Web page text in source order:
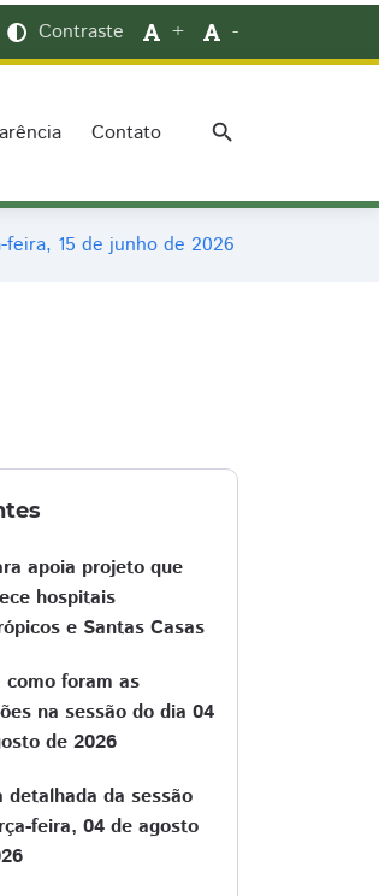
Contraste + -
Contato search
feira, 15 de junho de 2026
apoia projeto que
hospitais
e Santas Casas
como foram as
na sessão do dia 04
de 2026
detalhada da sessão
feira, 04 de agosto